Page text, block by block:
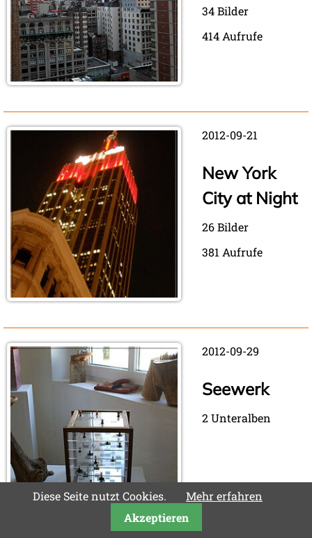
34 Bilder
414 Aufrufe
2012-09-21
New York
City at Night
26 Bilder
381 Aufrufe
2012-09-29
Seewerk
2 Unteralben
Diese Seite nutzt Cookies.
Mehr erfahren
Akzeptieren